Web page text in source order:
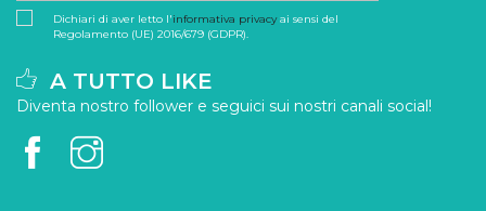
Dichiari di aver letto l'informativa privacyai sensi del
Regolamento (UE) 2016/679 (GDPR).
A TUTTO LIKE
Diventa nostro follower e seguici sui nostri canali social!